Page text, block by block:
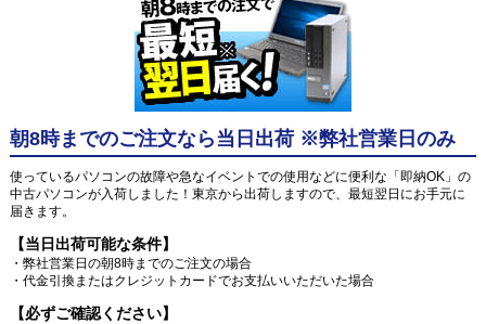
朝8時までのご注文なら当日出荷 ※弊社営業日のみ
使っているパソコンの故障や急なイベントでの使用などに便利な「即納OK」の
中古パソコンが入荷しました！東京から出荷しますので、最短翌日にお手元に
届きます。
【当日出荷可能な条件】
・弊社営業日の朝8時までのご注文の場合
・代金引換またはクレジットカードでお支払いいただいた場合
【必ずご確認ください】